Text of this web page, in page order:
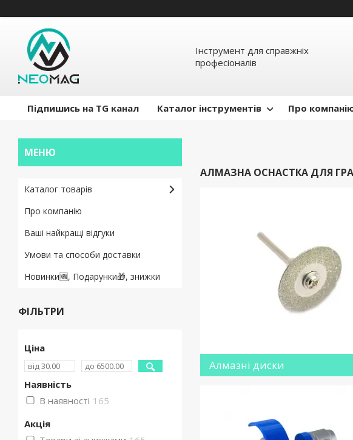
Інструмент для справжніх
професіоналів
Підпишись на TG канал Каталог інструментів Про
АЛМАЗНА ОСНАСТКА ДЛЯ
Алмазні диски
Каталог товарів
Про компанію
Ваші найкращі відгуки
Умови та способи доставки
Новинки🆕, Подарунки🎁, знижки
ФІЛЬТРИ
Ціна
Наявність
В наявності 165
Акція